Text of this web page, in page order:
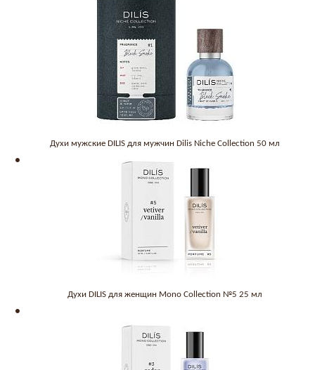
Духи мужские DILIS для мужчин Dilis Niche Collection 50 мл
Духи DILIS для женщин Mono Collection №5 25 мл